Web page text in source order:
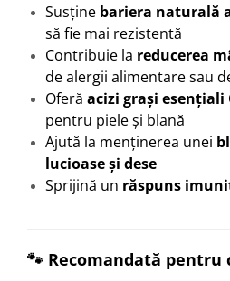
Susține bariera naturală
să fie mai rezistentă
Contribuie la reducerea
de alergii alimentare sau
Oferă acizi grași esențiali
pentru piele și blană
Ajută la menținerea unei
lucioase și dese
Sprijină un răspuns
🐾 Recomandată pentru